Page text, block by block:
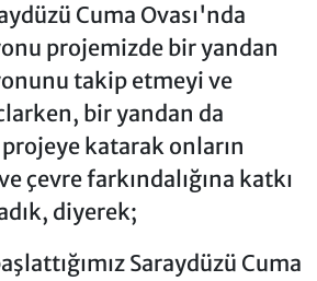
Cuma Ovası'nda
projemizde bir yandan
takip etmeyi ve
bir yandan da
katarak onların
çevre farkındalığına katkı
diyerek;
Saraydüzü Cuma